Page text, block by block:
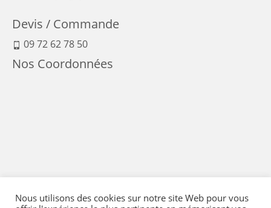
Devis / Commande
09 72 62 78 50
Nos Coordonnées
Nous utilisons des cookies sur notre site Web pour vous